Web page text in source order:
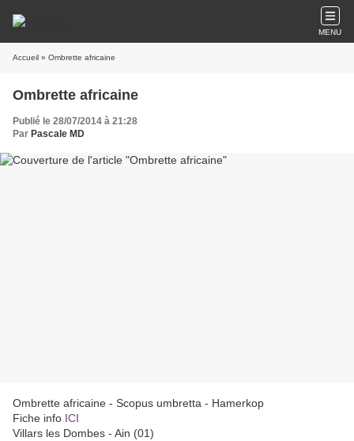
MENU
Accueil » Ombrette africaine
Ombrette africaine
Publié le 28/07/2014 à 21:28
Par Pascale MD
Ombrette africaine - Scopus umbretta - Hamerkop
Fiche info ICI
Villars les Dombes - Ain (01)